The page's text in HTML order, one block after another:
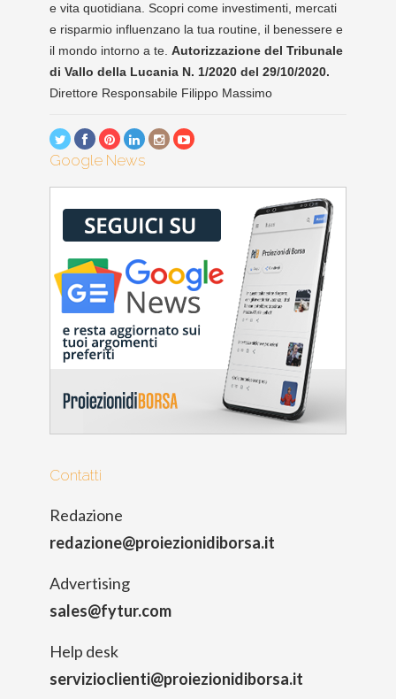
e vita quotidiana. Scopri come investimenti, mercati
e risparmio influenzano la tua routine, il benessere e
il mondo intorno a te. Autorizzazione del Tribunale
di Vallo della Lucania N. 1/2020 del 29/10/2020.
Direttore Responsabile Filippo Massimo
Google News
Contatti
Redazione
redazione@proiezionidiborsa.it
Advertising
sales@fytur.com
Help desk
servizioclienti@proiezionidiborsa.it